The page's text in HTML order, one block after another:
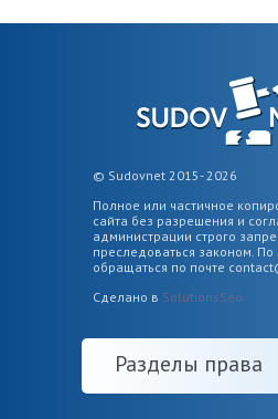
© Sudovnet 2015- 2026
Полное или частичное
сайта без разрешения и
администрации строго
преследоваться законом.
обращаться по почте
Сделано в SolutionsSeo
Разделы права